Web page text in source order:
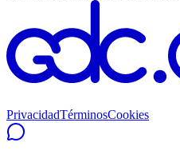
PrivacidadTérminosCookies